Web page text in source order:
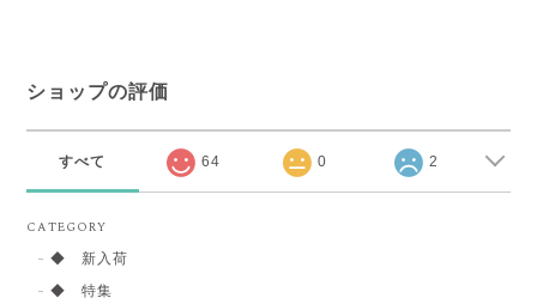
ショップの評価
すべて 64 0 2
CATEGORY
◆ 新入荷
◆ 特集